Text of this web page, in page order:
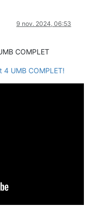
9 nov. 2024, 06:53
COMPLET
UMB COMPLET!